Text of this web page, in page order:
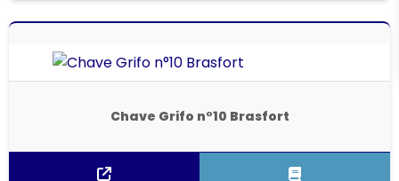
Chave Grifo n°10 Brasfort